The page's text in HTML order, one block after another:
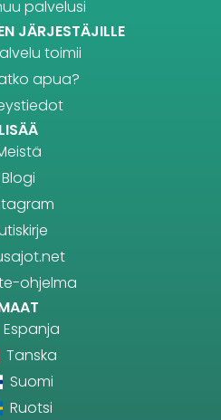
palvelusi
JÄRJESTÄJILLE
toimii
apua?
LISÄÄ
Blogi
ohjelma
Espanja
Tanska
Suomi
Ruotsi